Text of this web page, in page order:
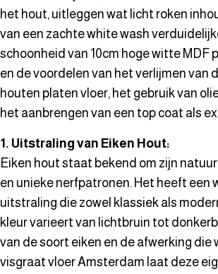
het hout, uitleggen wat licht roken
van een zachte white wash
schoonheid van 10cm hoge witte MDF
en de voordelen van het verlijmen van
houten platen vloer, het gebruik van
het aanbrengen van een top coat als
1. Uitstraling van Eiken Hout:
Eiken hout staat bekend om zijn
en unieke nerfpatronen. Het heeft een
uitstraling die zowel klassiek als
kleur varieert van lichtbruin tot
van de soort eiken en de afwerking die
visgraat vloer Amsterdam laat deze